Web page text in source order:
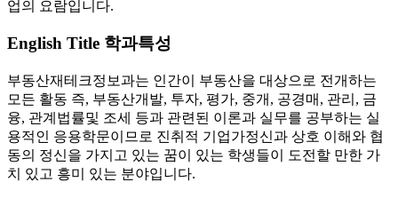
업의 요람입니다.
English Title 학과특성
부동산재테크정보과는 인간이 부동산을 대상으로 전개하는
모든 활동 즉, 부동산개발, 투자, 평가, 중개, 공경매, 관리, 금
융, 관계법률및 조세 등과 관련된 이론과 실무를 공부하는 실
용적인 응용학문이므로 진취적 기업가정신과 상호 이해와 협
동의 정신을 가지고 있는 꿈이 있는 학생들이 도전할 만한 가
치 있고 흥미 있는 분야입니다.